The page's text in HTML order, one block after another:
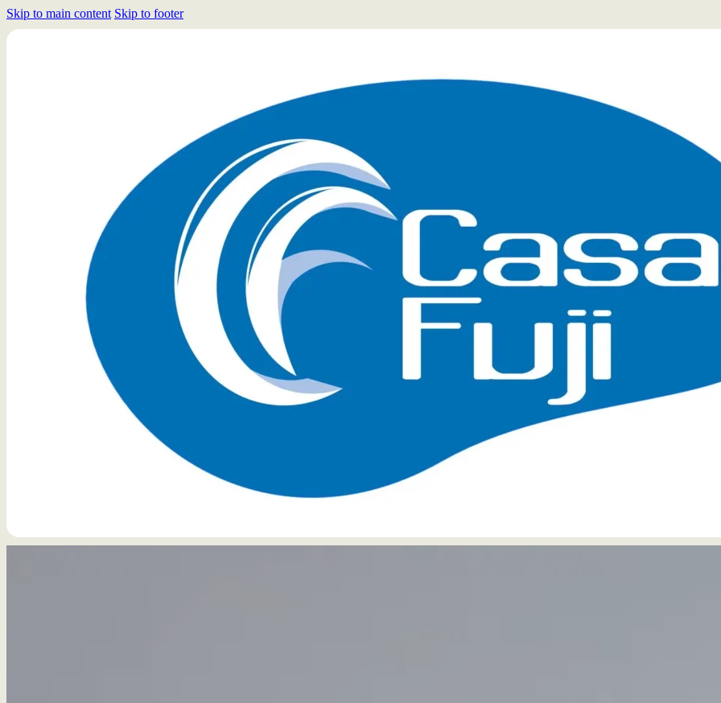
Skip to main content Skip to footer